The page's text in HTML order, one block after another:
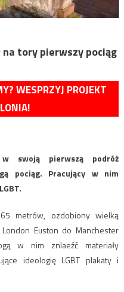
tory pierwszy pociąg
WESPRZYJ PROJEKT
swoją pierwszą podróż
pociąg. Pracujący w nim
metrów, ozdobiony wielką
Euston do Manchester
w nim znlaeźć materiały
ideologię LGBT plakaty i